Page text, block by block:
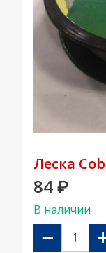
Леска
84 ₽
В наличии
−